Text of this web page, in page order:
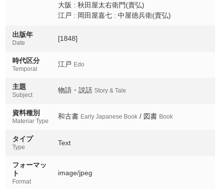
大阪 : 秋田屋太右衛門(賣弘)
江戸 : 岡田屋嘉七 : 中屋徳兵衛(賣弘)
出版年
Date
[1848]
時代区分
Temporal
江戸 Edo
主題
Subject
物語・説話 Story & Tale
資料種別
Materiar Type
和古書 Early Japanese Book/ 図書 Book
タイプ
Type
Text
フォーマッ
ト
Format
image/jpeg